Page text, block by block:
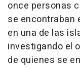
once personas
se encontraban
en una de las
investigando el
de quienes se